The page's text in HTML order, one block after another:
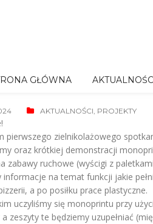
GŁÓWNA
AKTUALNOŚCI, PROJEKTY
zielnikolażowego
oraz krótkiej demonstracji
zabawy ruchowe (wyścigi z
na temat funkcji jakie
a po posiłku prace plastyczne.
uczyliśmy się monoprintu przy
zeszyty te będziemy uzupełniać